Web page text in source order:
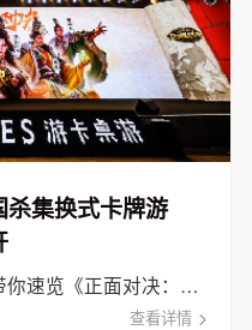
集换式卡牌游
阵列在前，正面对决！一图带你速览《正面对决：三国杀集换式卡牌游戏》产品发布会重点。
查看详情